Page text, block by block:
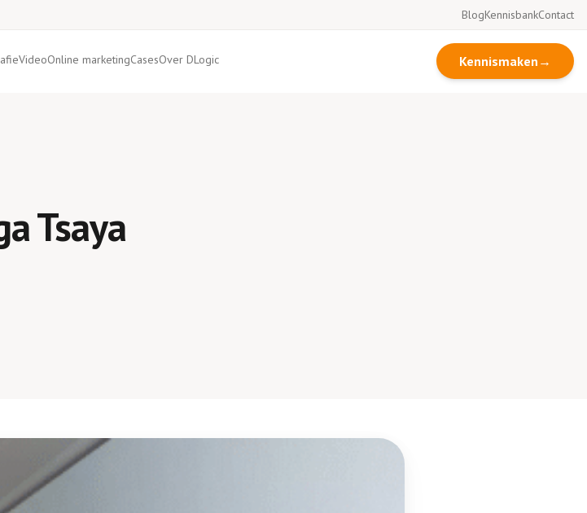
BlogKennisbankContact
VideoOnline marketingCasesOver DLogic Kennismaken →
Tsaya